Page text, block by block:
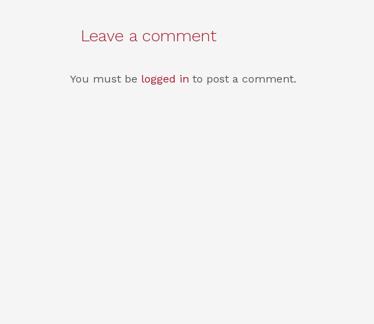
Leave a comment
You must be logged in to post a comment.